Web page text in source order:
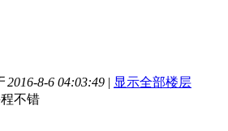
2016-8-6 04:03:49 | 显示全部楼层
不错